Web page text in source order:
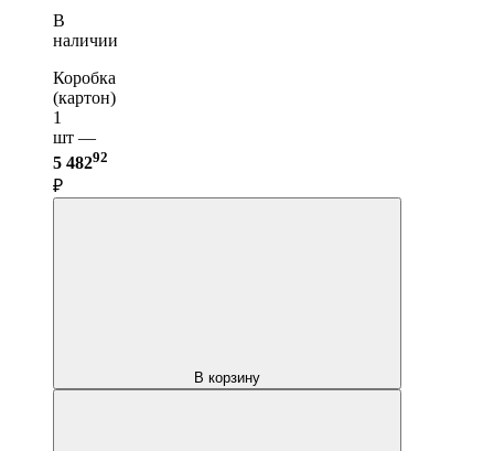
В
наличии
Коробка
(картон)
1
шт —
5 48292
₽
В корзину